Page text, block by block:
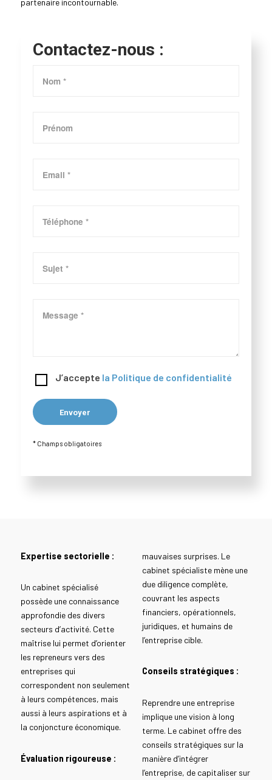
partenaire incontournable.
Contactez-nous :
J’accepte la Politique de confidentialité
* Champs obligatoires
Expertise sectorielle :
Un cabinet spécialisé
possède une connaissance
approfondie des divers
secteurs d’activité. Cette
maîtrise lui permet d’orienter
les repreneurs vers des
entreprises qui
correspondent non seulement
à leurs compétences, mais
aussi à leurs aspirations et à
la conjoncture économique.
Évaluation rigoureuse :
mauvaises surprises. Le
cabinet spécialiste mène une
due diligence complète,
couvrant les aspects
financiers, opérationnels,
juridiques, et humains de
l’entreprise cible.
Conseils stratégiques :
Reprendre une entreprise
implique une vision à long
terme. Le cabinet offre des
conseils stratégiques sur la
manière d’intégrer
l’entreprise, de capitaliser sur